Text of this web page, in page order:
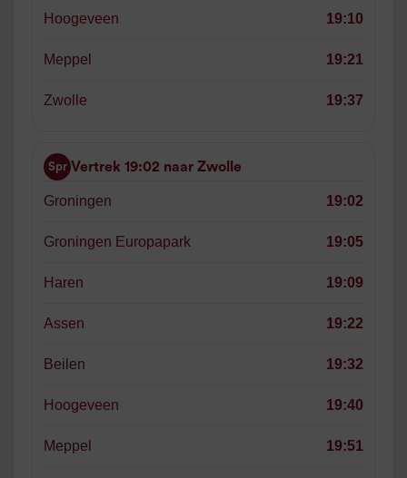
Hoogeveen 19:10
Meppel 19:21
Zwolle 19:37
Spr Vertrek 19:02 naar Zwolle
Groningen 19:02
Groningen Europapark 19:05
Haren 19:09
Assen 19:22
Beilen 19:32
Hoogeveen 19:40
Meppel 19:51